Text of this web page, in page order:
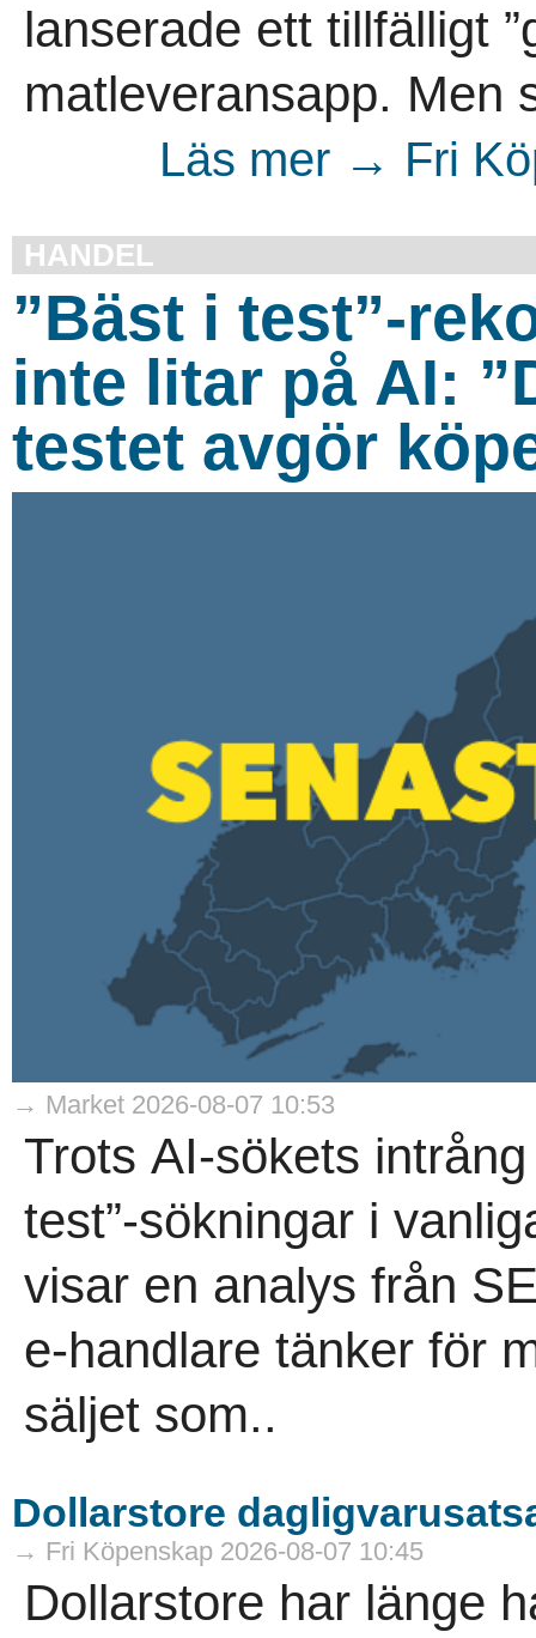
lanserade ett tillfälligt
matleveransapp. Men
Läs mer → Fri
HANDEL
”Bäst i test”-
inte litar på AI:
testet avgör
→ Market 2026-08-07 10:53
Trots AI-sökets
test”-sökningar i
visar en analys från
e-handlare tänker för
säljet som..
Dollarstore
→ Fri Köpenskap 2026-08-07 10:45
Dollarstore har länge